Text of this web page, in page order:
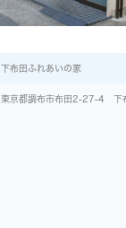
下布田ふれあいの家
東京都調布市布田2-27-4 下